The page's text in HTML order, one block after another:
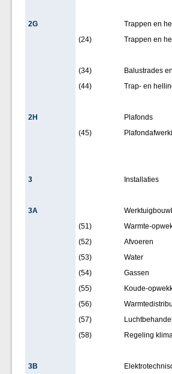
2G
Trappen en
(24)
Trappen en
(34)
Balustrades
(44)
Trap- en
2H
Plafonds
(45)
3 Installaties
3A
(51)
Warmte-
(52)
Afvoeren
(53)
Water
(54)
Gassen
(55)
Koude-
(56)
(57)
(58)
Regeling
3B